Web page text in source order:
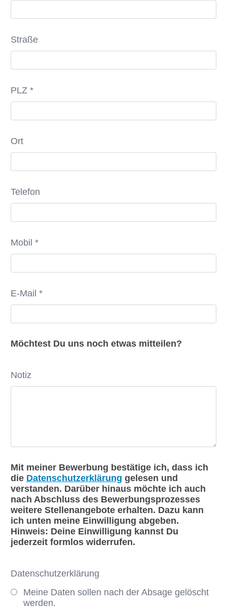
Straße
PLZ *
Ort
Telefon
Mobil *
E-Mail *
Möchtest Du uns noch etwas mitteilen?
Notiz
Mit meiner Bewerbung bestätige ich, dass ich
die Datenschutzerklärung gelesen und
verstanden. Darüber hinaus möchte ich auch
nach Abschluss des Bewerbungsprozesses
weitere Stellenangebote erhalten. Dazu kann
ich unten meine Einwilligung abgeben.
Hinweis: Deine Einwilligung kannst Du
jederzeit formlos widerrufen.
Datenschutzerklärung
Meine Daten sollen nach der Absage gelöscht
werden.